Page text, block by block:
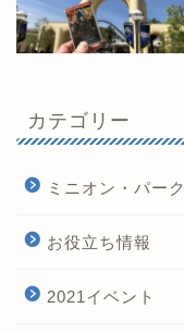
カテゴリー
ミニオン・パーク
お役立ち情報
2021イベント